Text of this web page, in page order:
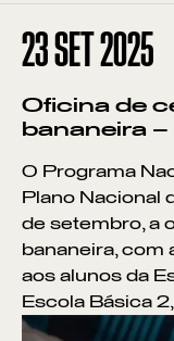
23SET 2025
Oficina de
bananeira
O Programa
Plano Nacional
de setembro, a
bananeira, com
aos alunos da
Escola Básica